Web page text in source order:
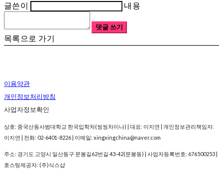
글쓴이
내용
댓글 쓰기
목록으로 가기
이용약관
개인정보처리방침
사업자정보확인
상호: 중국산동사범대학교 한국입학처(씽씽차이나) | 대표: 이지연 | 개인정보관리책임자:
이지연 | 전화: 02-6401-8226 | 이메일: xingxingchina@naver.com
주소: 경기도 고양시 일산동구 문봉길62번길 43-42(문봉동) | 사업자등록번호: 676500253 |
호스팅제공자: (주)식스샵